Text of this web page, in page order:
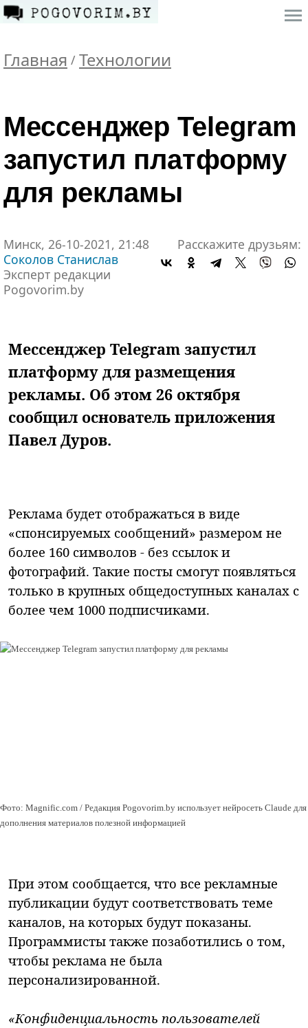
Главная / Технологии
Мессенджер Telegram
запустил платформу
для рекламы
Минск, 26-10-2021, 21:48
Соколов Станислав
Эксперт редакции
Pogovorim.by
Расскажите друзьям:
Мессенджер Telegram запустил
платформу для размещения
рекламы. Об этом 26 октября
сообщил основатель приложения
Павел Дуров.
Реклама будет отображаться в виде
«спонсируемых сообщений» размером не
более 160 символов - без ссылок и
фотографий. Такие посты смогут появляться
только в крупных общедоступных каналах с
более чем 1000 подписчиками.
Фото: Magnific.com / Редакция Pogovorim.by использует нейросеть Claude для
дополнения материалов полезной информацией
При этом сообщается, что все рекламные
публикации будут соответствовать теме
каналов, на которых будут показаны.
Программисты также позаботились о том,
чтобы реклама не была
персонализированной.
«Конфиденциальность пользователей